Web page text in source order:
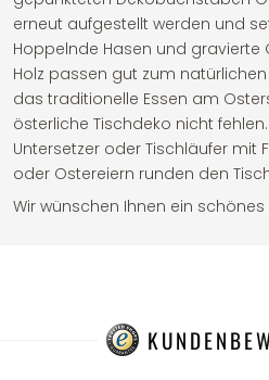
erneut aufgestellt werden und
Hoppelnde Hasen und gravierte
Holz passen gut zum
das traditionelle Essen am
österliche Tischdeko nicht
Untersetzer oder Tischläufer mit
oder Ostereiern runden den
Wir wünschen Ihnen ein schönes